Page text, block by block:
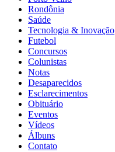
Rondônia
Saúde
Tecnologia & Inovação
Futebol
Concursos
Colunistas
Notas
Desaparecidos
Esclarecimentos
Obituário
Eventos
Vídeos
Álbuns
Contato